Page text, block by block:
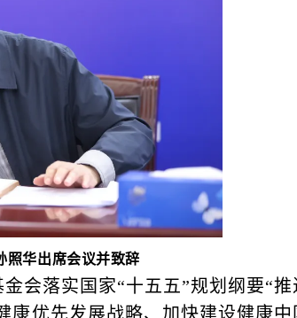
照华出席会议并致辞
会落实国家“十五五”规划纲要“推
康优先发展战略、加快建设健康中